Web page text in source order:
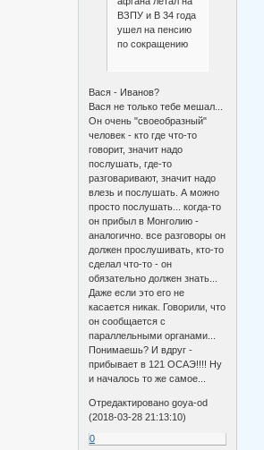
ВЗПУ и В 34 года
ушел на пенсию
по сокращению
Вася - Иванов?
Вася не только тебе мешал...
Он очень "своеобразный"
человек - кто где что-то
говорит, значит надо
послушать, где-то
разговаривают, значит надо
влезь и послушать. А можно
просто послушать... когда-то
он прибыл в Монголию -
аналогично. все разговоры он
должен прослушивать, кто-то
сделал что-то - он
обязательно должен знать...
Даже если это его не
касается никак. Говорили, что
он сообщается с
параллельными органами...
Понимаешь? И вдруг -
прибывает в 121 ОСАЭ!!!! Ну
и началось то же самое...
Отредактировано goya-od
(2018-03-28 21:13:10)
0